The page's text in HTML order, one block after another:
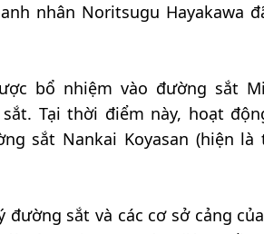
nhân Noritsugu Hayakawa
bổ nhiệm vào đường sắt
Tại thời điểm này, hoạt
sắt Nankai Koyasan (hiện là
sắt và các cơ sở cảng